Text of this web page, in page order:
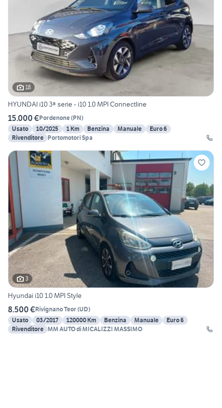
18
HYUNDAI i10 3ª serie - i10 1.0 MPI Connectline
15.000 €Pordenone(PN)
Usato
10/2025 1 Km Benzina Manuale
Euro 6
Rivenditore Portomotori Spa
3
Hyundai i10 1.0 MPI Style
8.500 €Rivignano Teor(UD)
Usato
03/2017 120000 Km Benzina Manuale
Euro 6
Rivenditore MM AUTO di MICALIZZI MASSIMO